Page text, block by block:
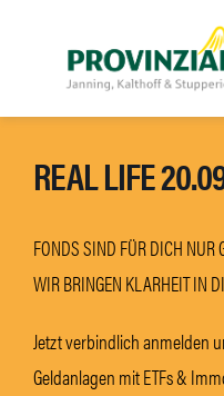
REAL LIFE
FONDS SIND FÜR DICH NUR
WIR BRINGEN KLARHEIT IN
Jetzt verbindlich anmelden
Geldanlagen mit ETFs &